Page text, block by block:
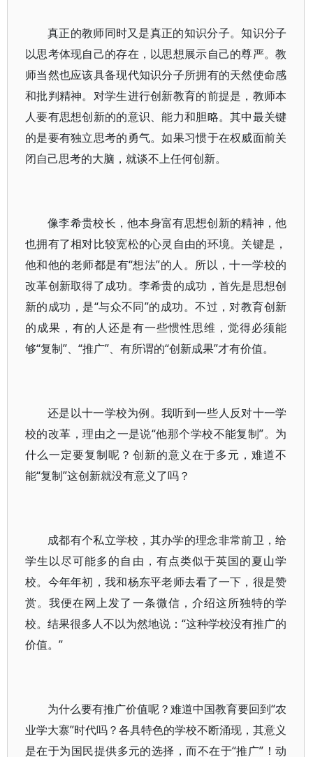
真正的教师同时又是真正的知识分子。知识分子
以思考体现自己的存在，以思想展示自己的尊严。教
师当然也应该具备现代知识分子所拥有的天然使命感
和批判精神。对学生进行创新教育的前提是，教师本
人要有思想创新的的意识、能力和胆略。其中最关键
的是要有独立思考的勇气。如果习惯于在权威面前关
闭自己思考的大脑，就谈不上任何创新。
像李希贵校长，他本身富有思想创新的精神，他
也拥有了相对比较宽松的心灵自由的环境。关键是，
他和他的老师都是有“想法”的人。所以，十一学校的
改革创新取得了成功。李希贵的成功，首先是思想创
新的成功，是“与众不同”的成功。不过，对教育创新
的成果，有的人还是有一些惯性思维，觉得必须能
够“复制”、“推广”、有所谓的“创新成果”才有价值。
还是以十一学校为例。我听到一些人反对十一学
校的改革，理由之一是说“他那个学校不能复制”。为
什么一定要复制呢？创新的意义在于多元，难道不
能“复制”这创新就没有意义了吗？
成都有个私立学校，其办学的理念非常前卫，给
学生以尽可能多的自由，有点类似于英国的夏山学
校。今年年初，我和杨东平老师去看了一下，很是赞
赏。我便在网上发了一条微信，介绍这所独特的学
校。结果很多人不以为然地说：“这种学校没有推广的
价值。”
为什么要有推广价值呢？难道中国教育要回到“农
业学大寨”时代吗？各具特色的学校不断涌现，其意义
是在于为国民提供多元的选择，而不在于“推广”！动